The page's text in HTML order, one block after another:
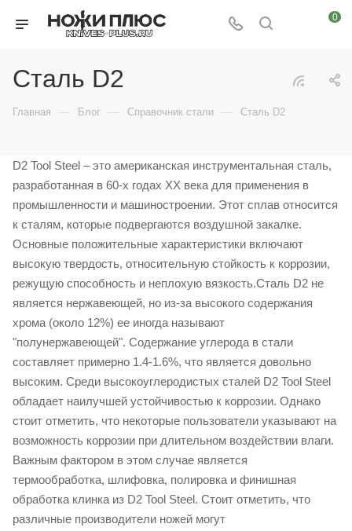
0
Сталь D2
Главная — Блог — Справочник стали — Сталь D2
D2 Tool Steel – это американская инструментальная сталь,
разработанная в 60-х годах XX века для применения в
промышленности и машиностроении. Этот сплав относится
к сталям, которые подвергаются воздушной закалке.
Основные положительные характеристики включают
высокую твердость, относительную стойкость к коррозии,
режущую способность и неплохую вязкость.Сталь D2 не
является нержавеющей, но из-за высокого содержания
хрома (около 12%) ее иногда называют
"полунержавеющей". Содержание углерода в стали
составляет примерно 1.4-1.6%, что является довольно
высоким. Среди высокоуглеродистых сталей D2 Tool Steel
обладает наилучшей устойчивостью к коррозии. Однако
стоит отметить, что некоторые пользователи указывают на
возможность коррозии при длительном воздействии влаги.
Важным фактором в этом случае является
термообработка, шлифовка, полировка и финишная
обработка клинка из D2 Tool Steel. Стоит отметить, что
различные производители ножей могут